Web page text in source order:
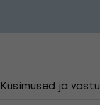
Küsimused ja